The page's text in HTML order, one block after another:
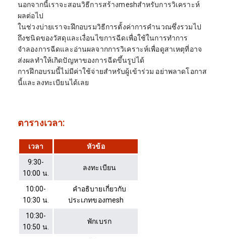
นอกจากนี้เราจะสอนวิธีการสร้างmeshสำหรับการวิเคราะห์
ผลต่อไป
ในช่วงบ่ายเราจะฝึกอบรมวิธีการตั้งค่าการคำนวณซึ่งรวมไป
ถึงชนิดของวัสดุและเงื่อนไขการฉีดเพื่อใช้ในการทำการ
จำลองการฉีดและอ่านผลจากการวิเคราะห์เพื่อดูสาเหตุที่อาจ
ส่งผลทำให้เกิดปัญหาของการฉีดขึ้นรูปได้
การฝึกอบรมนี้ไม่มีค่าใช้จ่ายสำหรับผู้เข้าร่วม อย่าพลาดโอกาส
นี้และลงทะเบียนได้เลย
ตารางเวลา:
เวลา
หัวข้อ
9:30-
10:00 น.
ลงทะเบียน
10:00-
10:30 น.
คำอธิบายเกี่ยวกับ
ประเภทของmesh
10:30-
10:50 น.
พักเบรก